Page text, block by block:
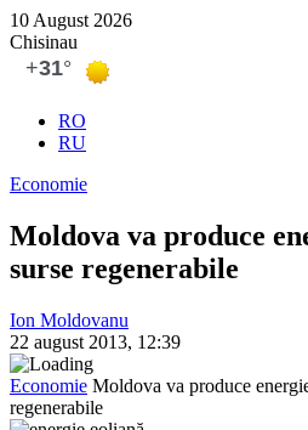
10 August 2026
Chisinau
RO
RU
Economie
Moldova va produce
surse regenerabile
Ion Moldovanu
22 august 2013, 12:39
Economie Moldova va produce
regenerabile